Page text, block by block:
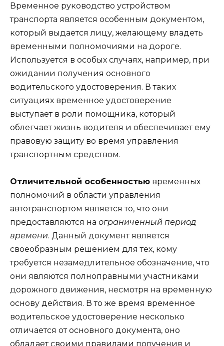
Временное руководство устройством
транспорта является особенным документом,
который выдается лицу, желающему владеть
временными полномочиями на дороге.
Используется в особых случаях, например, при
ожидании получения основного
водительского удостоверения. В таких
ситуациях временное удостоверение
выступает в роли помощника, который
облегчает жизнь водителя и обеспечивает ему
правовую защиту во время управления
транспортным средством.
Отличительной особенностью временных
полномочий в области управления
автотранспортом является то, что они
предоставляются на ограниченный период
времени. Данный документ является
своеобразным решением для тех, кому
требуется незамедлительное обозначение, что
они являются полноправными участниками
дорожного движения, несмотря на временную
основу действия. В то же время временное
водительское удостоверение несколько
отличается от основного документа, оно
обладает своими правилами получения и